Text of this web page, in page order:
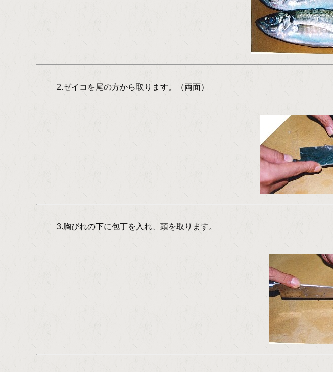
2.ゼイコを尾の方から取ります。（両面）
3.胸びれの下に包丁を入れ、頭を取ります。